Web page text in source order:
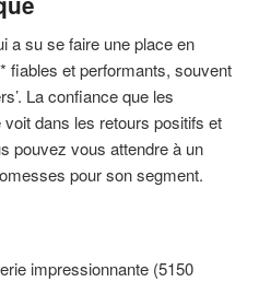
a su se faire une place en
fiables et performants, souvent
La confiance que les
dans les retours positifs et
pouvez vous attendre à un
pour son segment.
impressionnante (5150